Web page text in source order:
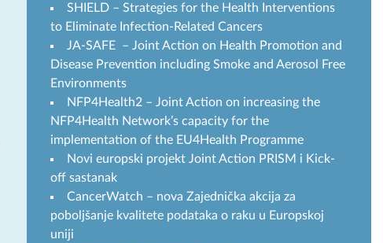
SHIELD – Strategies for the Health Interventions
to Eliminate Infection-Related Cancers
JA-SAFE – Joint Action on Health Promotion and
Disease Prevention including Smoke and Aerosol Free
Environments
NFP4Health2 – Joint Action on increasing the
NFP4Health Network’s capacity for the
implementation of the EU4Health Programme
Novi europski projekt Joint Action PRISM i Kick-
off sastanak
CancerWatch – nova Zajednička akcija za
poboljšanje kvalitete podataka o raku u Europskoj
uniji